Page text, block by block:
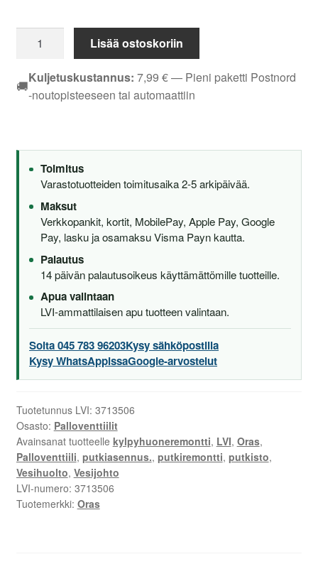
PALLOVENTTIILI
ORAS
DN
Lisää ostoskoriin
🚚Kuljetuskustannus: 7,99 €— Pieni paketti Postnord
-noutopisteeseen tai automaattiin
Toimitus
Varastotuotteiden toimitusaika 2-5 arkipäivää.
Maksut
Verkkopankit, kortit, MobilePay, Apple Pay, Google
Pay, lasku ja osamaksu Visma Payn kautta.
Palautus
14 päivän palautusoikeus käyttämättömille tuotteille.
Apua valintaan
LVI-ammattilaisen apu tuotteen valintaan.
Soita 045 783 96203Kysy sähköpostilla
Kysy WhatsAppissaGoogle-arvostelut
Tuotetunnus LVI: 3713506
Osasto: Palloventtiilit
Avainsanat tuotteelle kylpyhuoneremontti, LVI, Oras,
Palloventtiili, putkiasennus., putkiremontti, putkisto,
Vesihuolto, Vesijohto
LVI-numero: 3713506
Tuotemerkki: Oras